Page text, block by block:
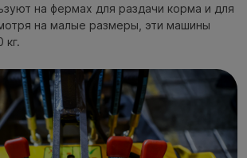
на фермах для раздачи корма и для
на малые размеры, эти машины
кг.